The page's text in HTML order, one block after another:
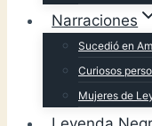
Narraciones
Sucedió en
Curiosos
Mujeres de